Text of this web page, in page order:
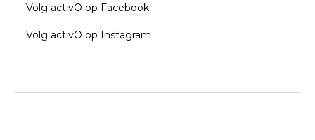
Volg activO op Facebook
Volg activO op Instagram